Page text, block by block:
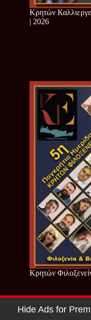
Κρητών
| 2026
Κρητών
Copyright © 2026 - Cretan
Hide Ads for